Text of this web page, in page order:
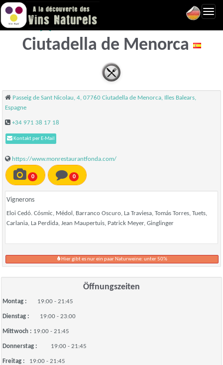
Mon Restaurant -
Ciutadella de Menorca
Passeig de Sant Nicolau, 4, 07760 Ciutadella de Menorca, Illes Balears,
Espagne
+34 971 38 17 18
Kontakt per E-Mail
https://www.monrestaurantfonda.com/
0 0
Vignerons
Eloi Cedó. Cósmic, Médol, Barranco Oscuro, La Traviesa, Tomás Torres, Tuets,
Carlania, La Perdida, Jean Maupertuis, Patrick Meyer, Ginglinger
Hier gibt es nur ein paar Naturweine: unter 50%
Öffnungszeiten
Montag : 19:00 - 21:45
Dienstag : 19:00 - 23:00
Mittwoch : 19:00 - 21:45
Donnerstag : 19:00 - 21:45
Freitag : 19:00 - 21:45